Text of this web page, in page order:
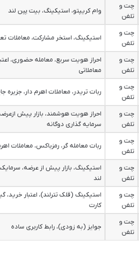
چت و
تلفن
وام کریپتو، استیکینگ، بیت پین لند
چت و
تلفن
استیکینگ، استخر مشارکت، معاملات
چت و
تلفن
احراز هویت سریع، معامله حضوری،
معاملاتی
چت و
تلفن
ربات تریدر، معاملات اهرم دار، جزیره
چت و
تلفن
احراز هویت هوشمند، بازار پیش
سرمایه گذاری دوگانه
چت و
تلفن
ربات معامله گر، رمزباکس، معاملات
چت و
تلفن
استیکینگ، بازار پیش از عرضه،
لند
چت و
تلفن
استیکینگ (قلک تترلند)، اعتبار خرید،
کارت
چت و
تلفن
جوایز (به زودی)، رابط کاربری ساده